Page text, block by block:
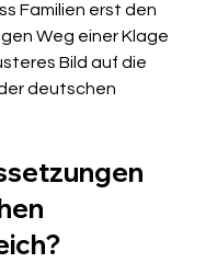
Familien erst den
Weg einer Klage
Bild auf die
deutschen